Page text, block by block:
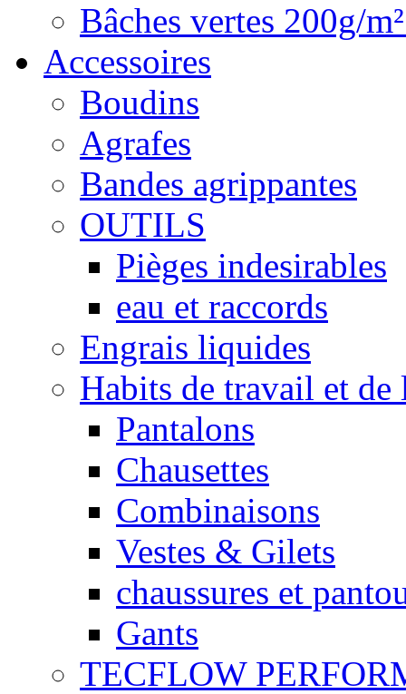
Bâches vertes 200g/
Accessoires
Boudins
Agrafes
Bandes agrippantes
OUTILS
Pièges indesirables
eau et raccords
Engrais liquides
Habits de travail et
Pantalons
Chausettes
Combinaisons
Vestes & Gilets
chaussures et
Gants
TECFLOW